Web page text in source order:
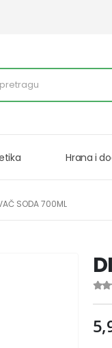
Hrana i
SODA 700ML